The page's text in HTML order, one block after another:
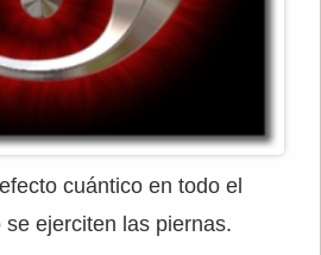
cuántico en todo el
ejerciten las piernas.